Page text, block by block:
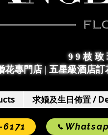
9 9 枝 玫
花專門店| 五星級酒店
求婚及生日佈置 /
6171